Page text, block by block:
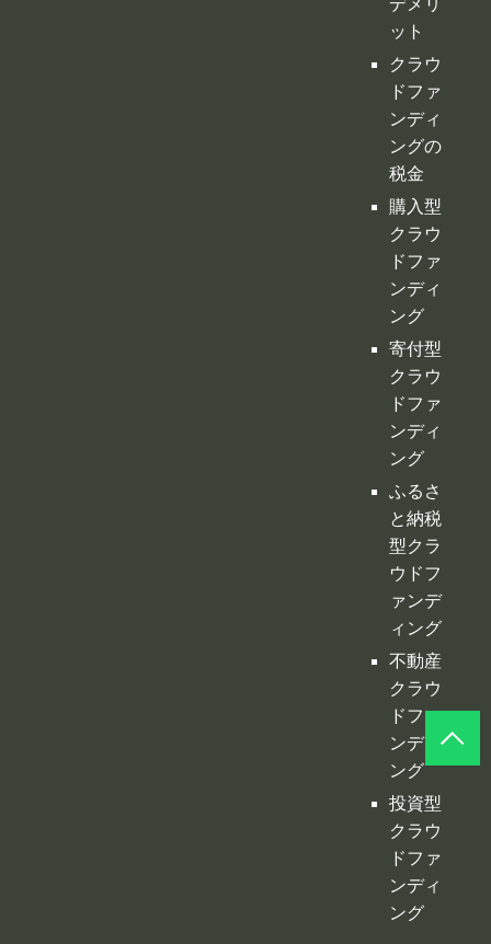
ット
クラウ
ドファ
ンディ
ングの
税金
購入型
クラウ
ドファ
ンディ
ング
寄付型
クラウ
ドファ
ンディ
ング
ふるさ
と納税
型クラ
ウドフ
ァンデ
ィング
不動産
クラウ
ドファ
ンディ
ング
投資型
クラウ
ドファ
ンディ
ング